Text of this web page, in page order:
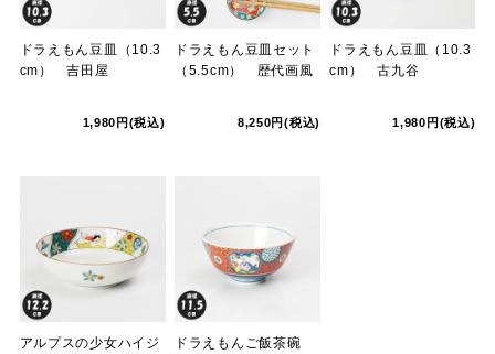
ドラえもん豆皿（10.3
cm） 吉田屋
1,980円(税込)
ドラえもん豆皿セット
（5.5cm） 歴代画風
8,250円(税込)
ドラえもん豆皿（10.3
cm） 古九谷
1,980円(税込)
アルプスの少女ハイジ
ドラえもんご飯茶碗